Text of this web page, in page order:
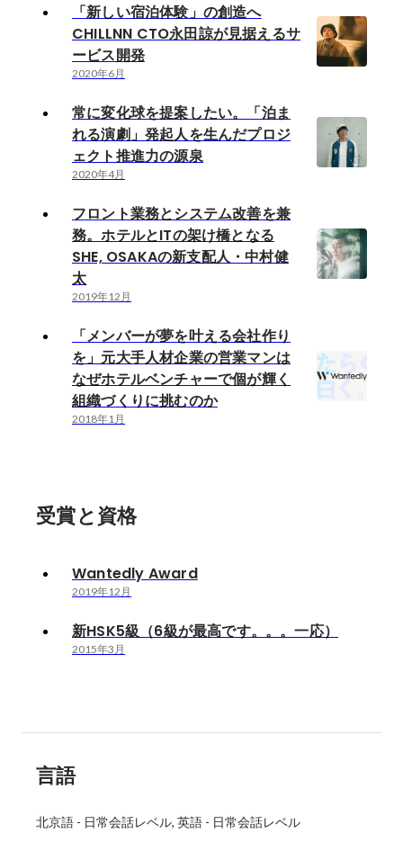
「新しい宿泊体験」の創造へ
CHILLNN CTO永田諒が見据えるサ
ービス開発
2020年6月
常に変化球を提案したい。「泊ま
れる演劇」発起人を生んだプロジ
ェクト推進力の源泉
2020年4月
フロント業務とシステム改善を兼
務。ホテルとITの架け橋となる
SHE, OSAKAの新支配人・中村健
太
2019年12月
「メンバーが夢を叶える会社作り
を」元大手人材企業の営業マンは
なぜホテルベンチャーで個が輝く
組織づくりに挑むのか
2018年1月
受賞と資格
Wantedly Award
2019年12月
新HSK5級（6級が最高です。。。一応）
2015年3月
言語
北京語 - 日常会話レベル 英語 - 日常会話レベル